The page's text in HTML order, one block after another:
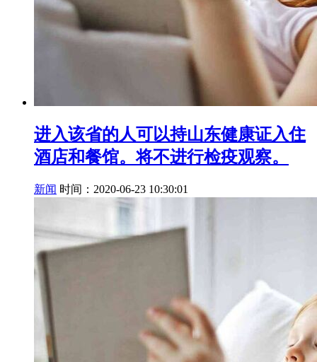
进入该省的人可以持山东健康证入住
酒店和餐馆。将不进行检疫观察。
新闻 时间：2020-06-23 10:30:01